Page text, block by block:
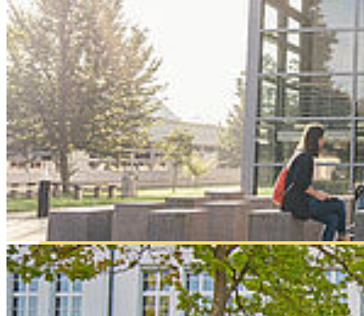
Wählen Sie Ihre Vertreter*innen in die
Hochschul-Gremien
05/27/2025
Am 4. Juni können Studierende, Mitarbeitende und Professor*innen
wählen, wer sie in der HOST vertreten soll.